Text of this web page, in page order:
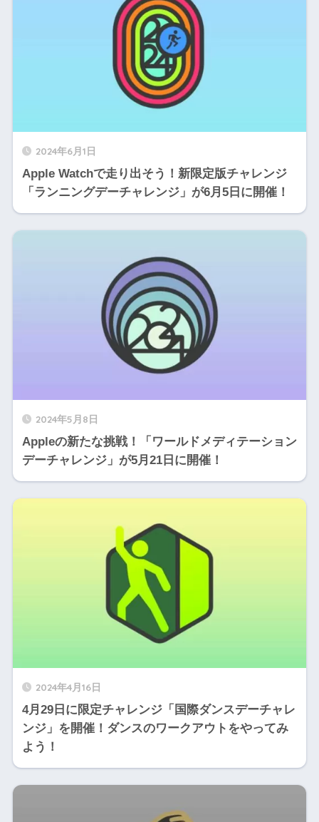
2024年6月1日
Apple Watchで走り出そう！新限定版チャレンジ
「ランニングデーチャレンジ」が6月5日に開催！
2024年5月8日
Appleの新たな挑戦！「ワールドメディテーション
デーチャレンジ」が5月21日に開催！
2024年4月16日
4月29日に限定チャレンジ「国際ダンスデーチャレ
ンジ」を開催！ダンスのワークアウトをやってみ
よう！